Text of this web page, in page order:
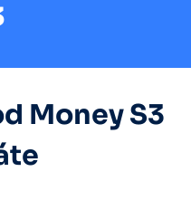
Money S3